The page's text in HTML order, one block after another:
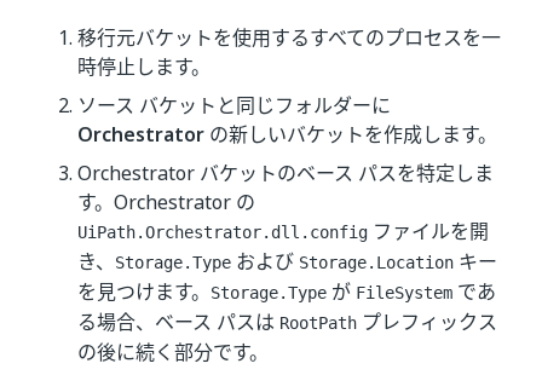
移行元バケットを使用するすべてのプロセスを一
時停止します。
ソース バケットと同じフォルダーに
Orchestrator の新しいバケットを作成します。
Orchestrator バケットのベース パスを特定しま
す。Orchestrator の
UiPath.Orchestrator.dll.config ファイルを開
き、
Storage.Type および Storage.Location キー
を見つけます。
Storage.Type が FileSystem であ
る場合、ベース パスは RootPath プレフィックス
の後に続く部分です。